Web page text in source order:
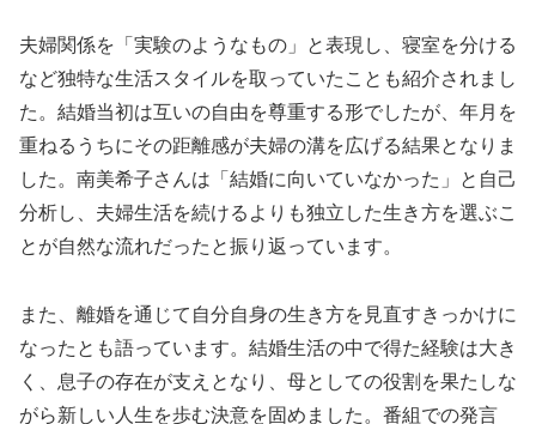
夫婦関係を「実験のようなもの」と表現し、寝室を分ける
など独特な生活スタイルを取っていたことも紹介されまし
た。結婚当初は互いの自由を尊重する形でしたが、年月を
重ねるうちにその距離感が夫婦の溝を広げる結果となりま
した。南美希子さんは「結婚に向いていなかった」と自己
分析し、夫婦生活を続けるよりも独立した生き方を選ぶこ
とが自然な流れだったと振り返っています。
また、離婚を通じて自分自身の生き方を見直すきっかけに
なったとも語っています。結婚生活の中で得た経験は大き
く、息子の存在が支えとなり、母としての役割を果たしな
がら新しい人生を歩む決意を固めました。番組での発言